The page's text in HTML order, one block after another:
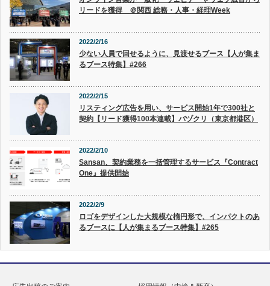
リードを獲得 ＠関西 総務・人事・経理Week
2022/2/16
少ない人員で回せるように、見渡せるブース【人が集ま
るブース特集】#266
2022/2/15
リスティング広告を用い、サービス開始1年で300社と
契約【リード獲得100本連載】バヅクリ（東京都港区）
2022/2/10
Sansan、契約業務を一括管理するサービス『Contract
One』提供開始
2022/2/9
ロゴをデザインした大規模な楕円形で、インパクトのあ
るブースに【人が集まるブース特集】#265